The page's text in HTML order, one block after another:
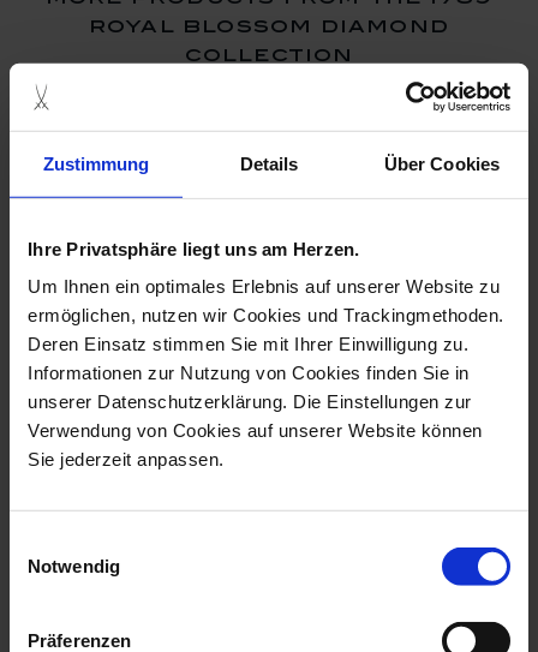
Zustimmung Details Über Cookies
Ihre Privatsphäre liegt uns am Herzen.
Um Ihnen ein optimales Erlebnis auf unserer Website zu
ermöglichen, nutzen wir Cookies und Trackingmethoden.
Deren Einsatz stimmen Sie mit Ihrer Einwilligung zu.
Informationen zur Nutzung von Cookies finden Sie in
unserer Datenschutzerklärung. Die Einstellungen zur
Verwendung von Cookies auf unserer Website können
Sie jederzeit anpassen.
Notwendig
Präferenzen
royal blossom diamond
collection
Ring Royal Blossom
Diamond, 750 Ro...